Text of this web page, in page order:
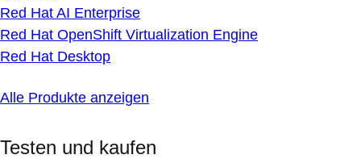
Red Hat AI Enterprise
Red Hat OpenShift Virtualization Engine
Red Hat Desktop
Alle Produkte anzeigen
Testen und kaufen